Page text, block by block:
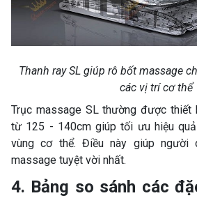
Thanh ray SL giúp rô bốt massage
các vị trí cơ thể
Trục massage SL thường được thiết
từ 125 - 140cm giúp tối ưu hiệu
vùng cơ thể. Điều này giúp người
massage tuyệt vời nhất.
4. Bảng so sánh các